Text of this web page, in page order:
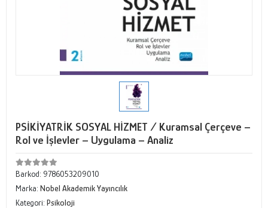
PSİKİYATRİK SOSYAL HİZMET / Kuramsal Çerçeve –
Rol ve İşlevler – Uygulama – Analiz
Barkod: 9786053209010
Marka: Nobel Akademik Yayıncılık
Kategori: Psikoloji